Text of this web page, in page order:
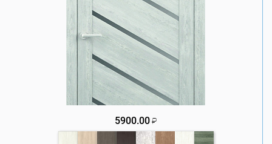
5900.00 ₽